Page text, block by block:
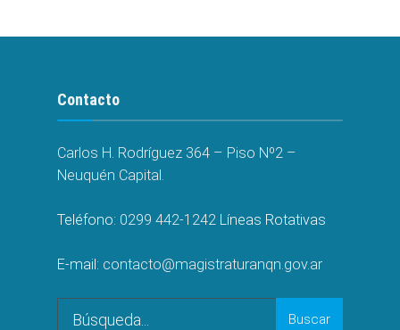
Contacto
Carlos H. Rodríguez 364 – Piso Nº2 –
Neuquén Capital.
Teléfono: 0299 442-1242 Líneas Rotativas
E-mail: contacto@magistraturanqn.gov.ar
Buscar